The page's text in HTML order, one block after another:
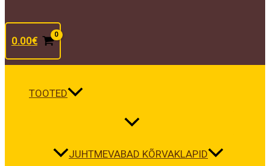
0.00€
TOOTED
JUHTMEVABAD KÕRVAKLAPID